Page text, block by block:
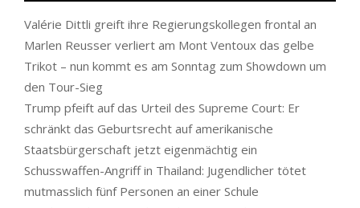
Valérie Dittli greift ihre Regierungskollegen frontal an
Marlen Reusser verliert am Mont Ventoux das gelbe
Trikot – nun kommt es am Sonntag zum Showdown um
den Tour-Sieg
Trump pfeift auf das Urteil des Supreme Court: Er
schränkt das Geburtsrecht auf amerikanische
Staatsbürgerschaft jetzt eigenmächtig ein
Schusswaffen-Angriff in Thailand: Jugendlicher tötet
mutmasslich fünf Personen an einer Schule